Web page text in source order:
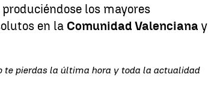
los mayores
en la Comunidad Valenciana y
te pierdas la última hora y toda la actualidad